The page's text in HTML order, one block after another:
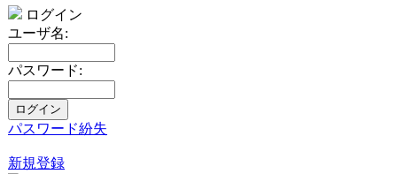
ログイン
ユーザ名:
パスワード:
パスワード紛失
新規登録